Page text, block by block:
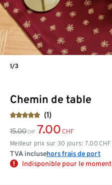
Chemin de table
(1)
15.00 CHF 7.00 CHF
Meilleur prix sur 30 jours: 7.00 CHF
TVA inclusehors frais de port
Indisponible pour le moment
1/3